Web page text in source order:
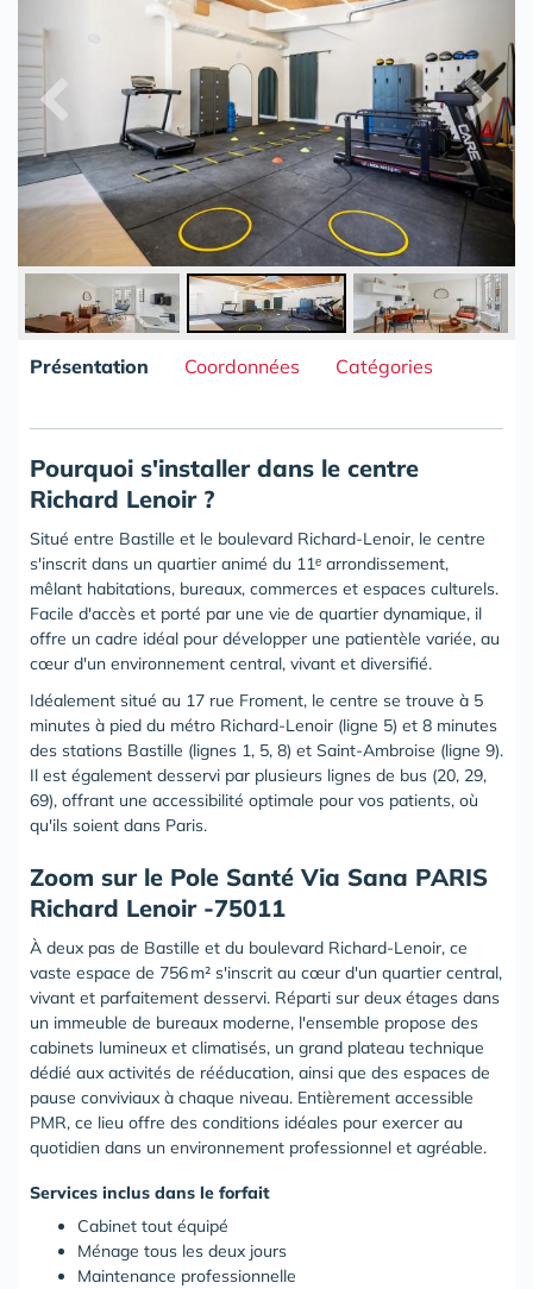
Présentation Coordonnées Catégories
Pourquoi s'installer dans le centre
Richard Lenoir ?
Situé entre Bastille et le boulevard Richard-Lenoir, le centre
s'inscrit dans un quartier animé du 11ᵉ arrondissement,
mêlant habitations, bureaux, commerces et espaces culturels.
Facile d'accès et porté par une vie de quartier dynamique, il
offre un cadre idéal pour développer une patientèle variée, au
cœur d'un environnement central, vivant et diversifié.
Idéalement situé au 17 rue Froment, le centre se trouve à 5
minutes à pied du métro Richard-Lenoir (ligne 5) et 8 minutes
des stations Bastille (lignes 1, 5, 8) et Saint-Ambroise (ligne 9).
Il est également desservi par plusieurs lignes de bus (20, 29,
69), offrant une accessibilité optimale pour vos patients, où
qu'ils soient dans Paris.
‍Zoom sur le Pole Santé Via Sana PARIS
Richard Lenoir -75011
À deux pas de Bastille et du boulevard Richard-Lenoir, ce
vaste espace de 756 m² s'inscrit au cœur d'un quartier central,
vivant et parfaitement desservi. Réparti sur deux étages dans
un immeuble de bureaux moderne, l'ensemble propose des
cabinets lumineux et climatisés, un grand plateau technique
dédié aux activités de rééducation, ainsi que des espaces de
pause conviviaux à chaque niveau. Entièrement accessible
PMR, ce lieu offre des conditions idéales pour exercer au
quotidien dans un environnement professionnel et agréable.
Services inclus dans le forfait
Cabinet tout équipé
Ménage tous les deux jours
Maintenance professionnelle